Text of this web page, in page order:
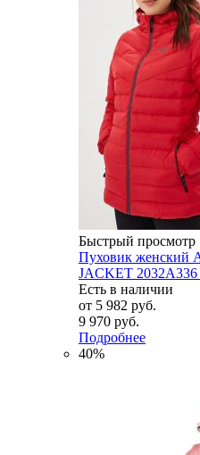
Быстрый просмотр
Пуховик женский
JACKET 2032A336
Есть в наличии
от 5 982 руб.
9 970 руб.
Подробнее
40%